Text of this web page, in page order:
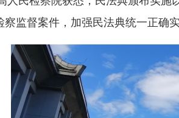
察监督案件，加强民法典统一正确